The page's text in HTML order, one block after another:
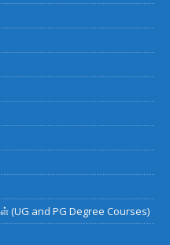
(UG and PG Degree Courses)